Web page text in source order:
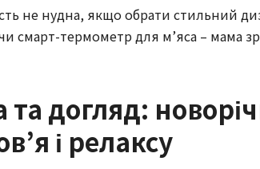
не нудна, якщо обрати стильний
смарт-термометр для м’яса – мама
та догляд:
і релаксу